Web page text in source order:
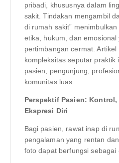
pribadi, khususnya dalam
sakit. Tindakan mengambil
di rumah sakit”
etika, hukum, dan emosional
pertimbangan cermat.
kompleksitas seputar
pasien, pengunjung,
komunitas luas.
Perspektif Pasien: Kontrol,
Ekspresi Diri
Bagi pasien, rawat inap di
pengalaman yang rentan
foto dapat berfungsi sebagai